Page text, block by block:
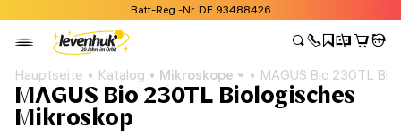
Batt-Reg.-Nr. DE 93488426
Hauptseite Katalog Mikroskope MAGUS Bio 230TL
MAGUS Bio 230TL Biologisches
Mikroskop